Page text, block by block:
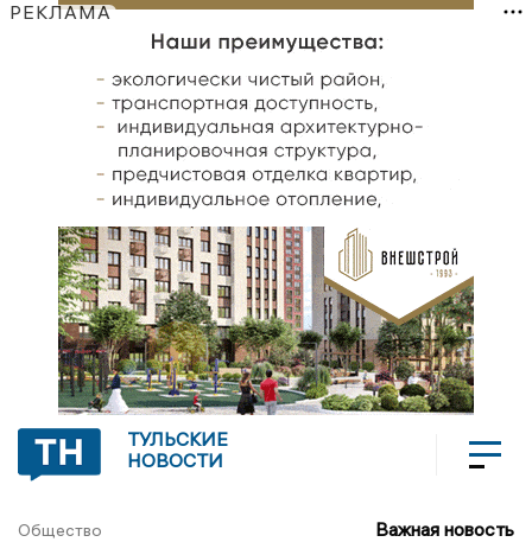
РЕКЛАМА
ТУЛЬСКИЕ
НОВОСТИ
Общество Важная новость